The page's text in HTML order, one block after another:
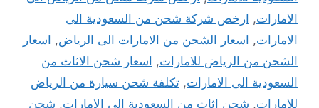
الامارات, ارخص شركة شحن من السعودية الى
الامارات, اسعار الشحن من الامارات الى الرياض, اسعار
الشحن من الرياض للامارات, اسعار شحن الاثاث من
السعودية الى الامارات, تكلفة شحن سيارة من الرياض
للامارات, شحن اثاث من السعودية الى الامارات, شحن